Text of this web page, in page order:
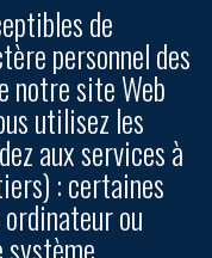
de
personnel des
notre site Web
utilisez les
aux services à
: certaines
ou